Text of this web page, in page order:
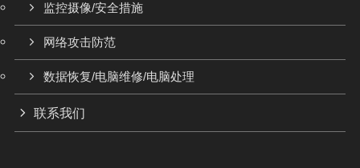
监控摄像/安全措施
网络攻击防范
数据恢复/电脑维修/电脑处理
联系我们